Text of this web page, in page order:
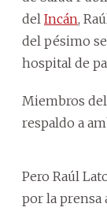
del Incán,
del pésimo
hospital de
Miembros
respaldo a
Pero Raúl
por la prensa